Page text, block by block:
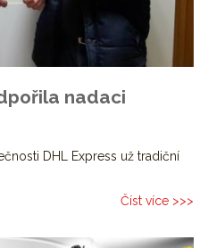
nadaci
DHL Express už tradiční
Číst více >>>